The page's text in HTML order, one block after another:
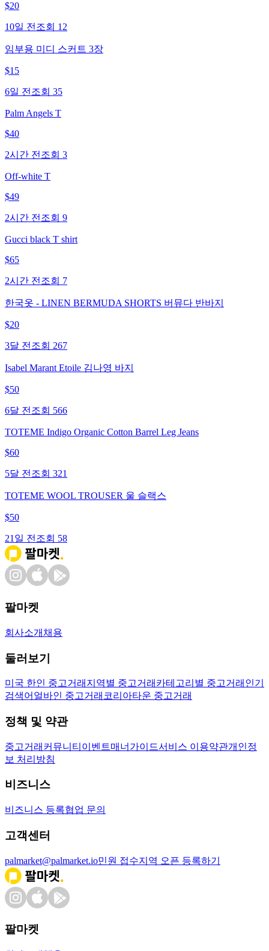
$20
10일 전 조회 12
임부용 미디 스커트 3장
$15
6일 전 조회 35
Palm Angels T
$40
2시간 전 조회 3
Off-white T
$49
2시간 전 조회 9
Gucci black T shirt
$65
2시간 전 조회 7
한국옷 - LINEN BERMUDA SHORTS 버뮤다 반바지
$20
3달 전 조회 267
Isabel Marant Etoile 김나영 바지
$50
6달 전 조회 566
TOTEME Indigo Organic Cotton Barrel Leg Jeans
$60
5달 전 조회 321
TOTEME WOOL TROUSER 울 슬랙스
$50
21일 전 조회 58
팔마켓
회사소개 채용
둘러보기
미국 한인 중고거래 지역별 중고거래 카테고리별 중고거래 인기
검색어 얼바인 중고거래 코리아타운 중고거래
정책 및 약관
중고거래 커뮤니티 이벤트매너가이드서비스 이용약관개인정
보 처리방침
비즈니스
비즈니스 등록협업 문의
고객센터
palmarket@palmarket.io민원 접수지역 오픈 등록하기
팔마켓